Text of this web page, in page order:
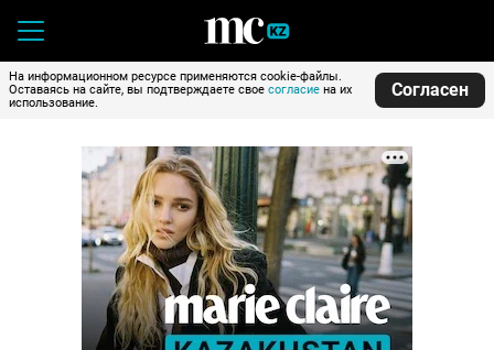
На информационном ресурсе применяются cookie-файлы.
Оставаясь на сайте, вы подтверждаете свое согласие на их
использование.
Согласен